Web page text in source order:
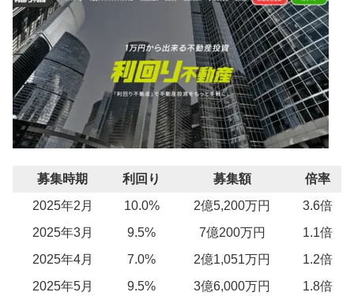
募集時期 利回り 募集額
倍率
2025年2月
10.0% 2億5,200万円
3.6倍
2025年3月
9.5% 7億200万円
1.1倍
2025年4月
7.0% 2億1,051万円
1.2倍
2025年5月
9.5% 3億6,000万円
1.8倍